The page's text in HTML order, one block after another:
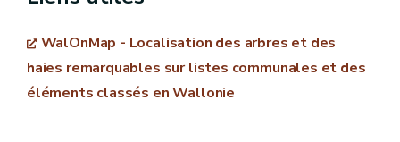
WalOnMap - Localisation des arbres et des
haies remarquables sur listes communales et des
éléments classés en Wallonie